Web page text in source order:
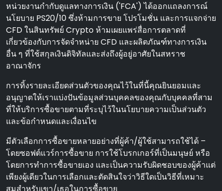
หน่วยงานกํากับดูแลทางการเงิน ('FCA') ได้ออกแถลงการณ์
นโยบาย PS20/10 ซึ่งห้ามการขาย โปรโมชั่น และการแจกจ่าย
CFD ในสินทรัพย์ Crypto ห้ามเผยแพร่สื่อการตลาดที่
เกี่ยวข้องกับการจัดจําหน่าย CFD และผลิตภัณฑ์ทางการเงิน
อื่น ๆ ที่ใช้สกุลเงินดิจิทัลและส่งถึงผู้อยู่อาศัยในสหราช
อาณาจักร
การทิ้งรายละเอียดส่วนตัวของคุณไว้ในที่นี้คุณยินยอมและ
อนุญาตให้เราแบ่งปันข้อมูลส่วนบุคคลของคุณกับบุคคลที่สาม
ที่ให้บริการซื้อขายตามที่ระบุไว้ในนโยบายความเป็นส่วนตัว
และข้อกําหนดและเงื่อนไข
มีตัวเลือกการซื้อขายหลายอย่างที่ผู้ค้า/ผู้ใช้สามารถใช้ได้ –
โดยซอฟต์แวร์การซื้อขาย การใช้โบรกเกอร์ที่เป็นมนุษย์ หรือ
โดยการทําการซื้อขายเอง และเป็นความรับผิดชอบของผู้ค้าแต่
เพียงผู้เดียวในการเลือกและตัดสินใจว่าวิธีใดเป็นวิธีที่เหมาะ